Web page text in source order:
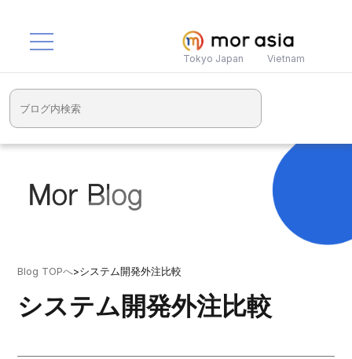
Tokyo Japan Vietnam
Blog TOPへ>システム開発外注比較
システム開発外注比較